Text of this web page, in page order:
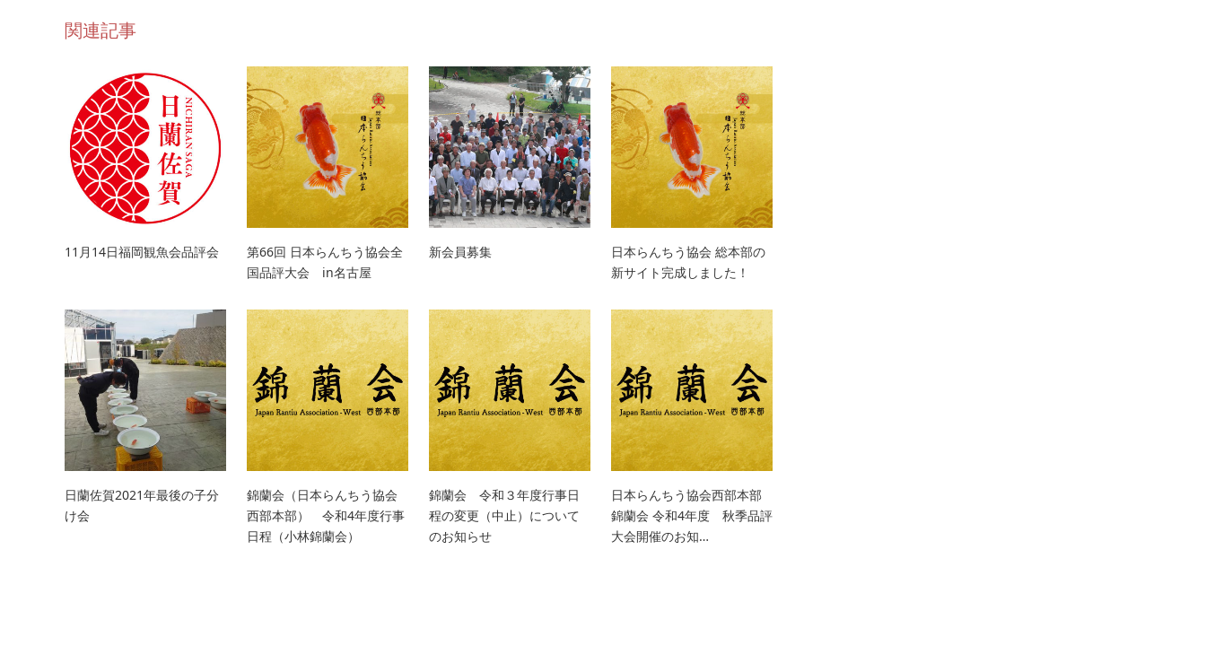
関連記事
11月14日福岡観魚会品評会
第66回 日本らんちう協会全
国品評大会 in名古屋
新会員募集
日本らんちう協会 総本部の
新サイト完成しました！
日蘭佐賀2021年最後の子分
け会
錦蘭会（日本らんちう協会
西部本部） 令和4年度行事
日程（小林錦蘭会）
錦蘭会 令和３年度行事日
程の変更（中止）について
のお知らせ
日本らんちう協会西部本部
錦蘭会 令和4年度 秋季品評
大会開催のお知…